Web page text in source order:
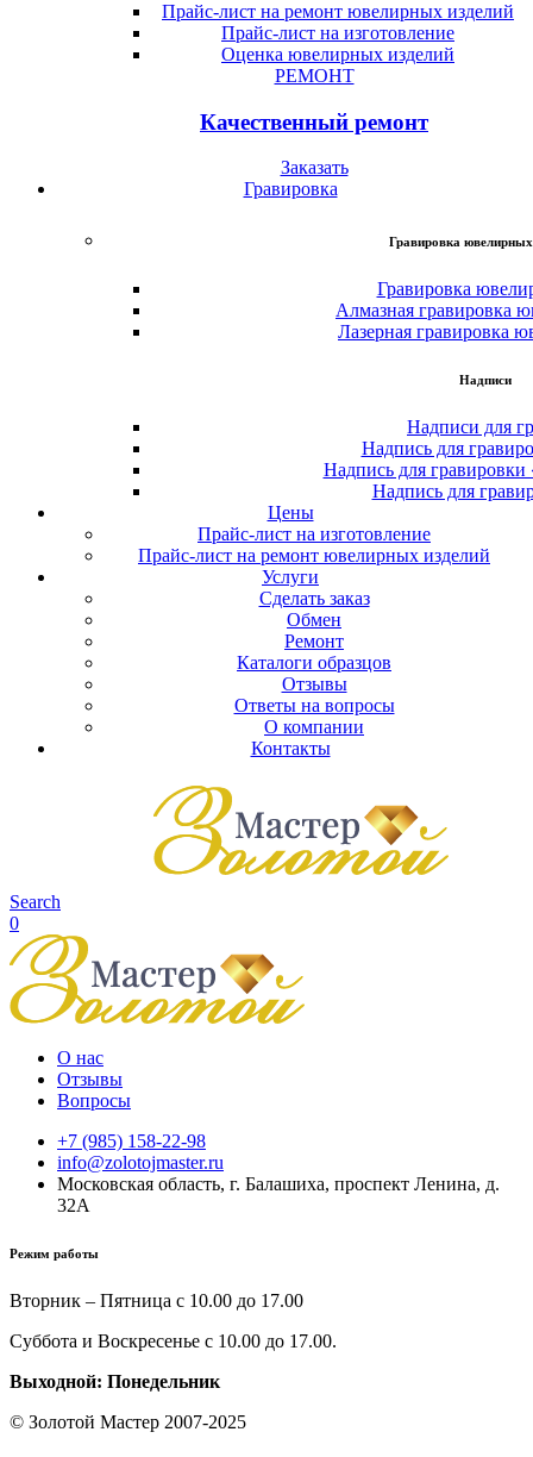
Прайс-лист на ремонт ювелирных изделий
Прайс-лист на изготовление
Оценка ювелирных изделий
РЕМОНТ
Качественный ремонт
Заказать
Гравировка
Гравировка ювелирных
Гравировка
Алмазная гравировка
Лазерная гравировка
Надписи
Надписи для
Надпись для
Надпись для
Надпись для
Цены
Прайс-лист на изготовление
Прайс-лист на ремонт ювелирных изделий
Услуги
Сделать заказ
Обмен
Ремонт
Каталоги образцов
Отзывы
Ответы на вопросы
О компании
Контакты
Search
0
О нас
Отзывы
Вопросы
+7 (985) 158-22-98
info@zolotojmaster.ru
Московская область, г. Балашиха, проспект Ленина, д.
32А
Режим работы
Вторник – Пятница с 10.00 до 17.00
Суббота и Воскресенье с 10.00 до 17.00.
Выходной: Понедельник
© Золотой Мастер 2007-2025